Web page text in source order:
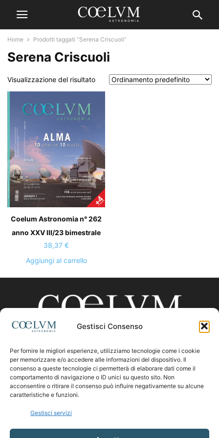
Gestisci Consenso
Per fornire le migliori esperienze, utilizziamo tecnologie come i cookie
per memorizzare e/o accedere alle informazioni del dispositivo. Il
consenso a queste tecnologie ci permetterà di elaborare dati come il
comportamento di navigazione o ID unici su questo sito. Non
acconsentire o ritirare il consenso può influire negativamente su alcune
caratteristiche e funzioni.
Gestisci servizi
Home Prodotti taggati “Serena Criscuoli”
Serena Criscuoli
Visualizzazione del risultato
Coelum Astronomia n° 262
anno XXV III/23 bimestrale
38,37€
Aggiungi al carrello
CHI SIAMO
Contattaci:coelumastro@coelum.com